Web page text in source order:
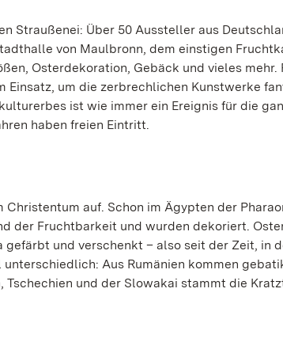
Straußenei: Über 50 Aussteller aus
von Maulbronn, dem einstigen
Osterdekoration, Gebäck und vieles mehr.
Einsatz, um die zerbrechlichen Kunstwerke
ist wie immer ein Ereignis für die
haben freien Eintritt.
auf. Schon im Ägypten der
der Fruchtbarkeit und wurden dekoriert.
und verschenkt – also seit der Zeit, in
Aus Rumänien kommen
Tschechien und der Slowakai stammt die